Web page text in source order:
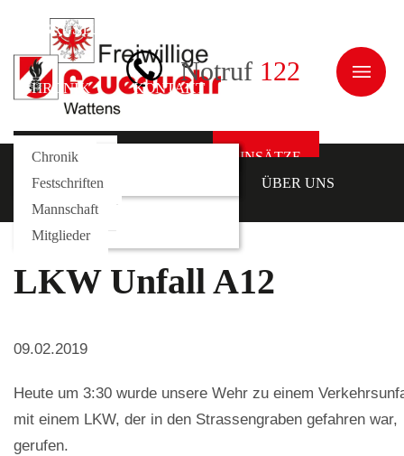
AUSRÜSTUNG
CHRONIK KONTAKT
Notruf 122
NEWS
Galerie
EINSÄTZE
AUSRÜSTUNG
Fahrzeuge
Rollcontainer
ÜBER UNS
Kommando
Funktionäre
Mannschaft
Mitglieder
CHRONIK
Chronik
Festschriften
LKW Unfall A12
09.02.2019
Heute um 3:30 wurde unsere Wehr zu einem
mit einem LKW, der in den Strassengraben gefahren war,
gerufen.